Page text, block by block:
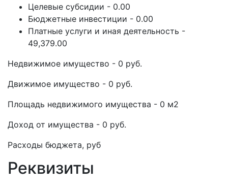
Целевые субсидии - 0.00
Бюджетные инвестиции - 0.00
Платные услуги и иная деятельность -
49,379.00
Недвижимое имущество - 0 руб.
Движимое имущество - 0 руб.
Площадь недвижимого имущества - 0 м2
Доход от имущества - 0 руб.
Расходы бюджета, руб
Реквизиты